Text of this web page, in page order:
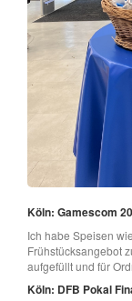
Köln: Gamescom
Ich habe Speisen
Frühstücksangebot
aufgefüllt und für
Köln: DFB Pokal